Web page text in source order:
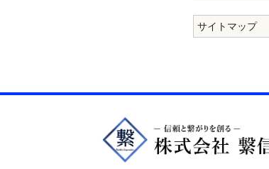
サイトマップ